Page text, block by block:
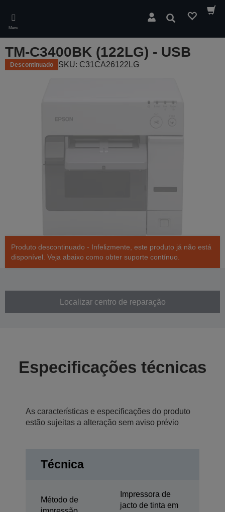
main
content
Menu
Pesquisar
TM-C3400BK (122LG) - USB
Descontinuado SKU: C31CA26122LG
Produto descontinuado - Infelizmente, este produto já não está
disponível. Veja abaixo como obter suporte contínuo.
Localizar centro de reparação
Especificações técnicas
As características e especificações do produto
estão sujeitas a alteração sem aviso prévio
Técnica
Método de
Impressora de
jacto de tinta em